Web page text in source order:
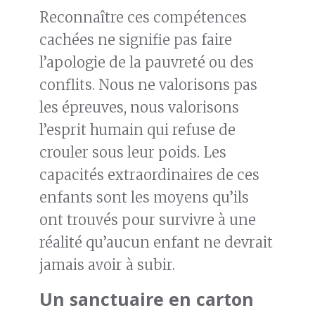
Reconnaître ces compétences
cachées ne signifie pas faire
l’apologie de la pauvreté ou des
conflits. Nous ne valorisons pas
les épreuves, nous valorisons
l’esprit humain qui refuse de
crouler sous leur poids. Les
capacités extraordinaires de ces
enfants sont les moyens qu’ils
ont trouvés pour survivre à une
réalité qu’aucun enfant ne devrait
jamais avoir à subir.
Un sanctuaire en carton